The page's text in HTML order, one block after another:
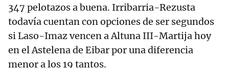
347 pelotazos a buena. Irribarria-Rezusta
todavía cuentan con opciones de ser segundos
si Laso-Imaz vencen a Altuna III-Martija hoy
en el Astelena de Eibar por una diferencia
menor a los 19 tantos.